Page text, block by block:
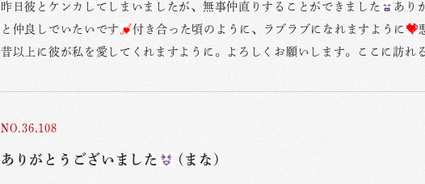
昨日彼とケンカしてしまいましたが、無事仲直りすることができました あり
と仲良しでいたいです
付き合った頃のように、ラブラブになれますように
昔以上に彼が私を愛してくれますように。よろしくお願いします。ここに訪れ
NO.36,108
ありがとうございました (まな)